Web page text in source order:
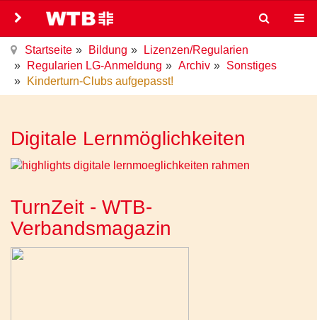
Startseite Bildung
Lizenzen/Regularien
Regularien LG-Anmeldung
Archiv
Sonstiges
Kinderturn-Clubs aufgepasst!
Digitale Lernmöglichkeiten
TurnZeit - WTB-
Verbandsmagazin